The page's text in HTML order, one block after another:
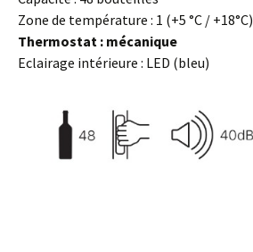
Zone de température : 1 (+5 °C / +18°C)
Thermostat : mécanique
Eclairage intérieure : LED (bleu)